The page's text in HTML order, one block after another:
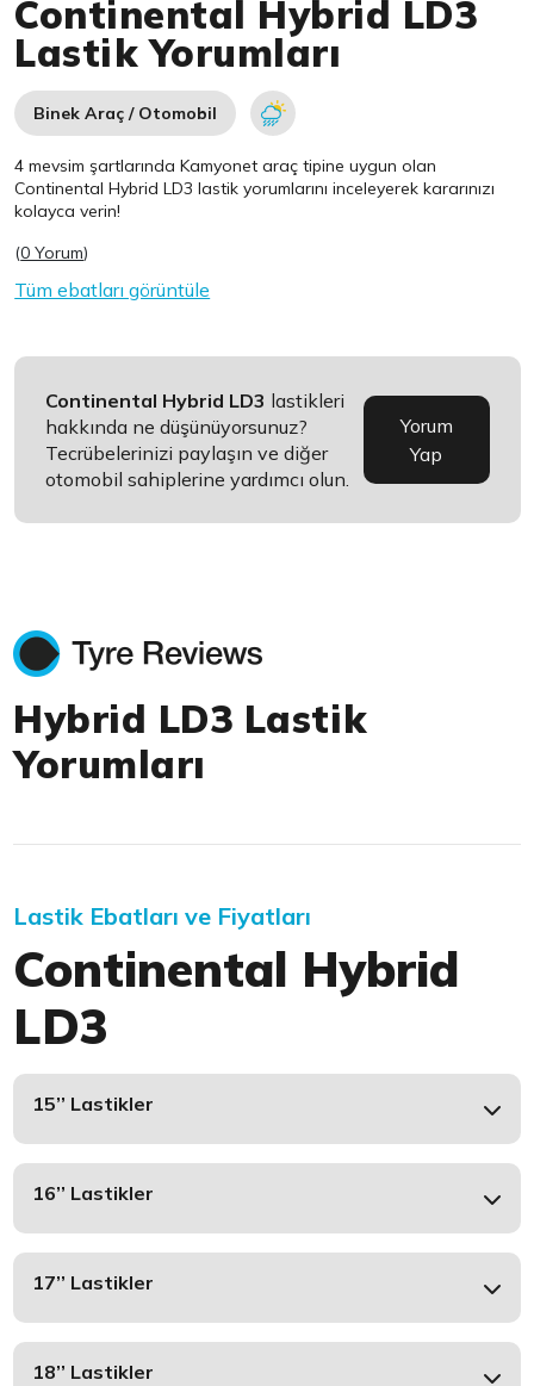
Continental Hybrid LD3
Lastik Yorumları
Binek Araç / Otomobil
4 mevsim şartlarında Kamyonet araç tipine uygun olan
Continental Hybrid LD3 lastik yorumlarını inceleyerek kararınızı
kolayca verin!
(0 Yorum)
Tüm ebatları görüntüle
Continental Hybrid LD3 lastikleri
hakkında ne düşünüyorsunuz?
Tecrübelerinizi paylaşın ve diğer
otomobil sahiplerine yardımcı olun.
Yorum
Yap
Hybrid LD3 Lastik
Yorumları
Lastik Ebatları ve Fiyatları
Continental Hybrid
LD3
15’’ Lastikler
16’’ Lastikler
17’’ Lastikler
18’’ Lastikler